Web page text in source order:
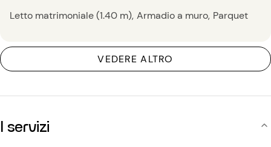
Letto matrimoniale (1.40 m) Armadio a muro Parquet
VEDERE ALTRO
I servizi